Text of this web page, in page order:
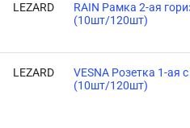
LEZARD
RAIN Рамка 2-ая
(10шт/120шт)
LEZARD
VESNA Розетка 1-ая
(10шт/120шт)